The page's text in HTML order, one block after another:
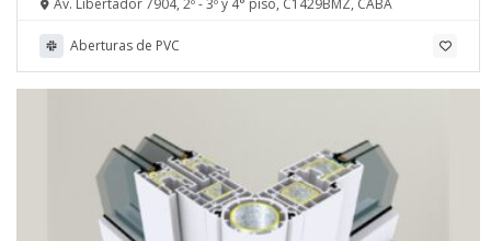
Aberturas de PVC